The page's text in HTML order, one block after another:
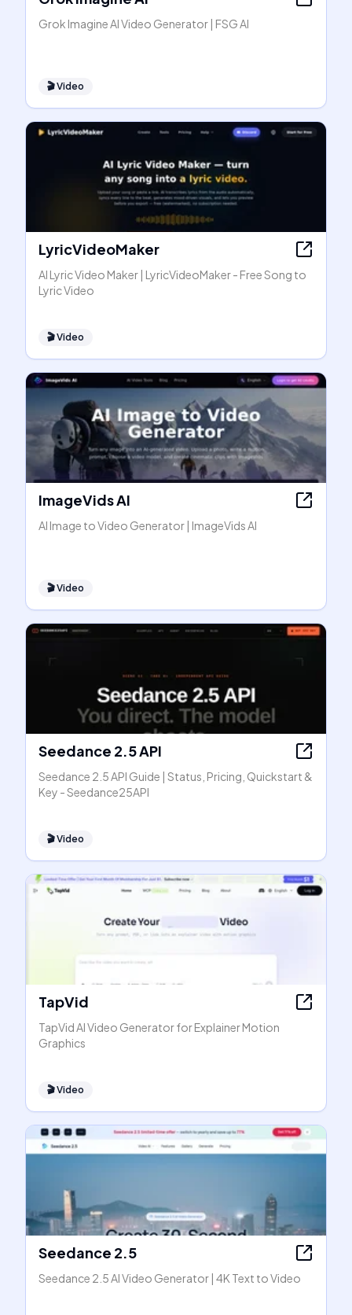
Grok Imagine AI Video Generator | FSG AI
🎬Video
LyricVideoMaker
AI Lyric Video Maker | LyricVideoMaker - Free Song to
Lyric Video
🎬Video
ImageVids AI
AI Image to Video Generator | ImageVids AI
🎬Video
Seedance 2.5 API
Seedance 2.5 API Guide | Status, Pricing, Quickstart &
Key - Seedance25API
🎬Video
TapVid
TapVid AI Video Generator for Explainer Motion
Graphics
🎬Video
Seedance 2.5
Seedance 2.5 AI Video Generator | 4K Text to Video